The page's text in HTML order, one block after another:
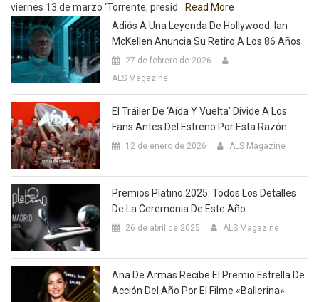
viernes 13 de marzo ‘Torrente, presid
Read More
Adiós A Una Leyenda De Hollywood: Ian
McKellen Anuncia Su Retiro A Los 86 Años
27 de febrero de 2026
ALS Magazine
El Tráiler De ‘Aída Y Vuelta’ Divide A Los
Fans Antes Del Estreno Por Esta Razón
12 de enero de 2026 ALS Magazine
Premios Platino 2025: Todos Los Detalles
De La Ceremonia De Este Año
26 de abril de 2025 ALS Magazine
Ana De Armas Recibe El Premio Estrella De
Acción Del Año Por El Filme «Ballerina»